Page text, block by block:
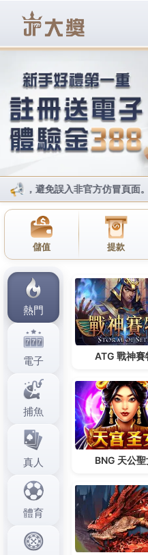
JP大獎娛樂城
下載註冊送體驗金
台灣專屬優惠
大獎網頁直接玩
賺大獎攻略